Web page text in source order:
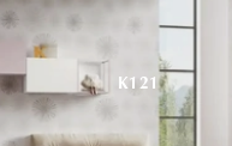
K121